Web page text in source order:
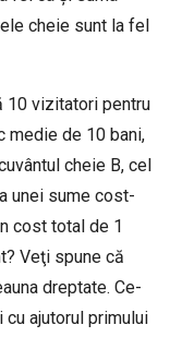
cheie sunt la fel
10 vizitatori pentru
medie de 10 bani,
cheie B, cel
unei sume cost-
cost total de 1
Veţi spune că
dreptate. Ce-
ajutorul primului